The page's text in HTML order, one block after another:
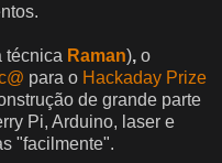
técnica Raman), o
para o Hackaday Prize
de grande parte
Pi, Arduino, laser e
"facilmente".